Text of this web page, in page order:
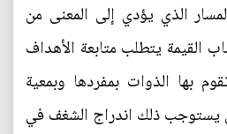
الذي يؤدي إلى المعنى من
القيمة يتطلب متابعة الأهداف
بها الذوات بمفردها وبمعية
يستوجب ذلك اندراج الشغف في